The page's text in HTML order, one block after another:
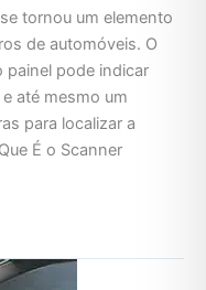
tornou um elemento
de automóveis. O
painel pode indicar
até mesmo um
para localizar a
É o Scanner